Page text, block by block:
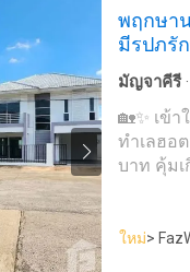
3 ห้องน้ำ (มีห้
เคียง: สนามบินขอนแก่น มหาวิทยาลัยขอนแก่น (มข.)
โรงเรีย
กรุงเทพขอนแก่น ราคาขา
จ่ายวันโ
342-----
เดี่ยวขอ
แลนด์แ
ขอนแก่น
พฤกษา
มีรปภรั
มัญจาคีรี ·
สระว่ายน้ำ
🏡✨ เข้
ทำเลฮอ
บาท คุ้ม
ห้องนอ
เนื้อที่ 52
ติดถนน
ใหม่>